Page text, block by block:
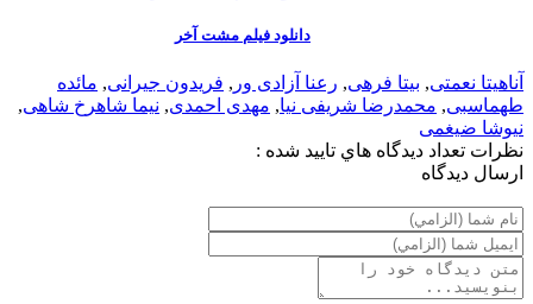
دانلود فیلم مشت آخر
آناهیتا نعمتی, بیتا فرهی, رعنا آزادی ور , فریدون جیرانی, مائده
طهماسبی, محمدرضا شریفی نیا, مهدی احمدی, نیما شاهرخ شاهی,
نیوشا ضیغمی
نظرات تعداد ديدگاه هاي تاييد شده :
ارسال ديدگاه